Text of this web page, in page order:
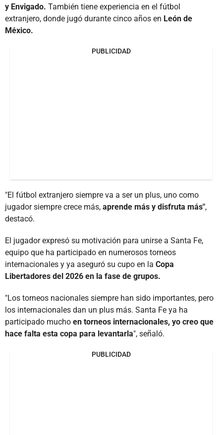
y Envigado. También tiene experiencia en el fútbol
extranjero, donde jugó durante cinco años en León de
México.
PUBLICIDAD
"El fútbol extranjero siempre va a ser un plus, uno como
jugador siempre crece más, aprende más y disfruta más",
destacó.
El jugador expresó su motivación para unirse a Santa Fe,
equipo que ha participado en numerosos torneos
internacionales y ya aseguró su cupo en la Copa
Libertadores del 2026 en la fase de grupos.
"Los torneos nacionales siempre han sido importantes, pero
los internacionales dan un plus más. Santa Fe ya ha
participado mucho en torneos internacionales, yo creo que
hace falta esta copa para levantarla", señaló.
PUBLICIDAD